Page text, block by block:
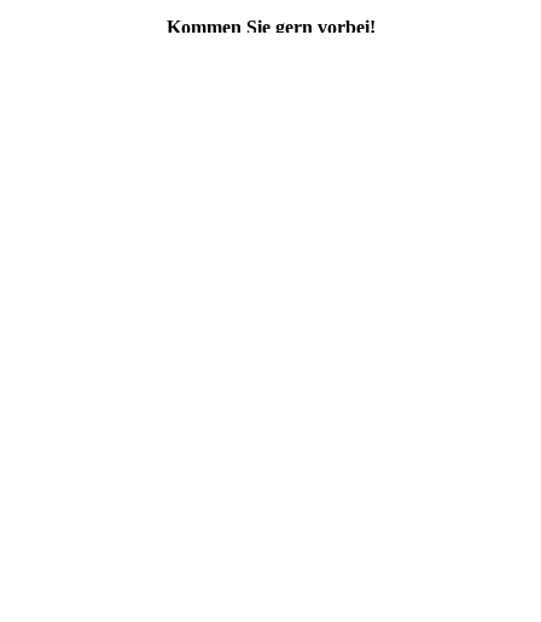
Kommen Sie gern vorbei!